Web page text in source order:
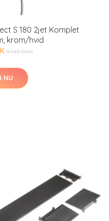
S 180 2jet Komplet
krom/hvid
5945 DKK
NU